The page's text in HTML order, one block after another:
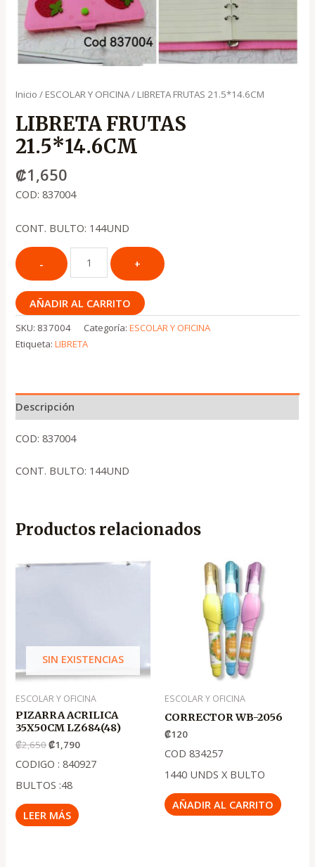
Inicio / ESCOLAR Y OFICINA/ LIBRETA FRUTAS 21.5*14.6CM
LIBRETA FRUTAS
21.5*14.6CM
₡1,650
COD: 837004
CONT. BULTO: 144UND
AÑADIR AL CARRITO
SKU: 837004 Categoría:ESCOLAR Y OFICINA
Etiqueta:LIBRETA
Descripción
COD: 837004
CONT. BULTO: 144UND
Productos relacionados
SIN EXISTENCIAS
ESCOLAR Y OFICINA
PIZARRA ACRILICA
35X50CM LZ684(48)
₡2,650
precio
₡1,790
precio
CODIGO : 840927
BULTOS :48
LEER MÁS
ESCOLAR Y OFICINA
CORRECTOR WB-2056
₡120
COD 834257
1440 UNDS X BULTO
AÑADIR AL CARRITO